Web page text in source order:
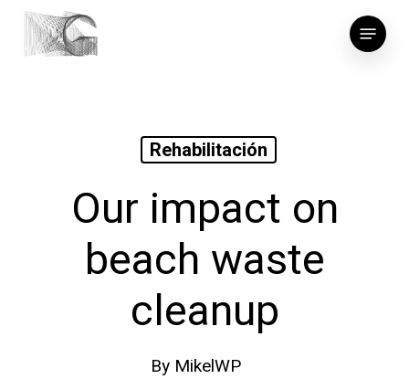
Skip
main
Menu
Rehabilitación
Our impact on
beach waste
cleanup
By MikelWP